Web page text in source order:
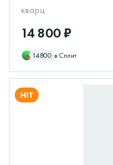
кварц
14 800 ₽
14800 в Сплит
HIT